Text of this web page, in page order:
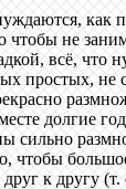
как
чтобы не
всё, что
простых,
долгие
сильно
чтобы
к другу (т.